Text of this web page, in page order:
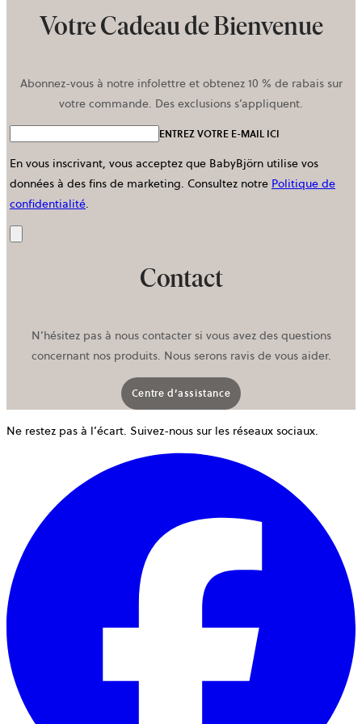
Votre Cadeau de Bienvenue
Abonnez-vous à notre infolettre et obtenez 10 % de rabais sur
votre commande. Des exclusions s’appliquent.
ENTREZ VOTRE E-MAIL ICI
En vous inscrivant, vous acceptez que BabyBjörn utilise vos
données à des fins de marketing. Consultez notre Politique de
confidentialité.
Contact
N’hésitez pas à nous contacter si vous avez des questions
concernant nos produits. Nous serons ravis de vous aider.
Centre d’assistance
Ne restez pas à l’écart. Suivez-nous sur les réseaux sociaux.